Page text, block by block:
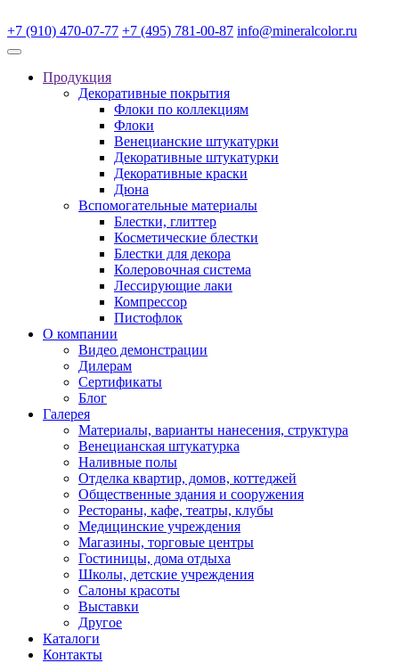
+7 (910) 470-07-77 +7 (495) 781-00-87 info@mineralcolor.ru
Продукция
Декоративные покрытия
Флоки по коллекциям
Флоки
Венецианские штукатурки
Декоративные штукатурки
Декоративные краски
Дюна
Вспомогательные материалы
Блестки, глиттер
Косметические блестки
Блестки для декора
Колеровочная система
Лессирующие лаки
Компрессор
Пистофлок
О компании
Видео демонстрации
Дилерам
Сертификаты
Блог
Галерея
Материалы, варианты нанесения, структура
Венецианская штукатурка
Наливные полы
Отделка квартир, домов, коттеджей
Общественные здания и сооружения
Рестораны, кафе, театры, клубы
Медицинские учреждения
Магазины, торговые центры
Гостиницы, дома отдыха
Школы, детские учреждения
Салоны красоты
Выставки
Другое
Каталоги
Контакты